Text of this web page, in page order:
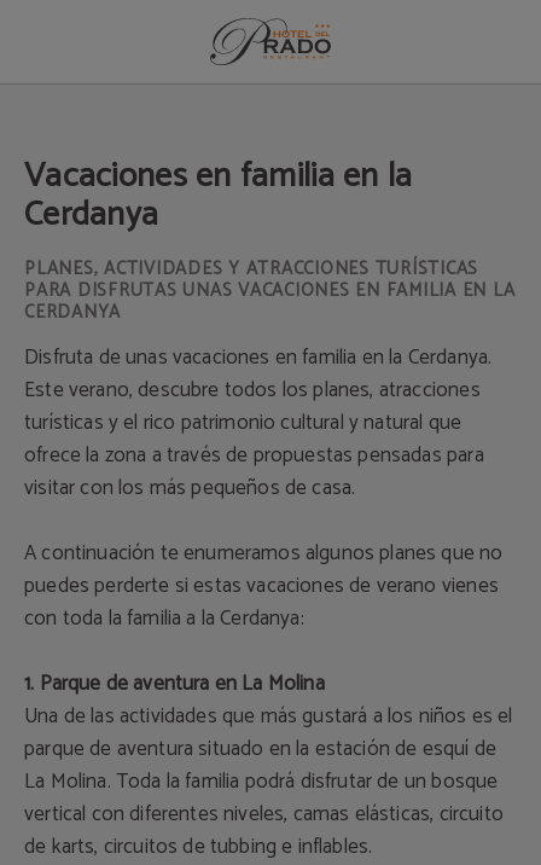
Vacaciones en familia en la
Cerdanya
PLANES, ACTIVIDADES Y ATRACCIONES TURÍSTICAS
PARA DISFRUTAS UNAS VACACIONES EN FAMILIA EN LA
CERDANYA
Disfruta de unas vacaciones en familia en la Cerdanya.
Este verano, descubre todos los planes, atracciones
turísticas y el rico patrimonio cultural y natural que
ofrece la zona a través de propuestas pensadas para
visitar con los más pequeños de casa.
A continuación te enumeramos algunos planes que no
puedes perderte si estas vacaciones de verano vienes
con toda la familia a la Cerdanya:
1. Parque de aventura en La Molina
Una de las actividades que más gustará a los niños es el
parque de aventura situado en la estación de esquí de
La Molina. Toda la familia podrá disfrutar de un bosque
vertical con diferentes niveles, camas elásticas, circuito
de karts, circuitos de tubbing e inflables.